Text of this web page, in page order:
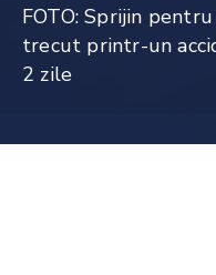
FOTO: Sprijin
trecut printr-un
2 zile